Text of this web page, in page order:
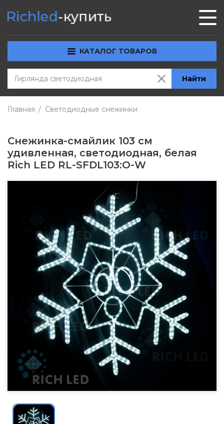
КАТАЛОГ ТОВАРОВ
Найти
Главная Светодиодные снежинки
Снежинка-смайлик 103 см
удивленная, светодиодная, белая
Rich LED RL-SFDL103:O-W